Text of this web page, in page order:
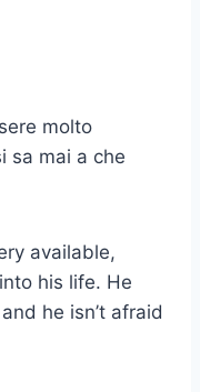
molto
sa mai a che
available,
his life. He
he isn’t afraid